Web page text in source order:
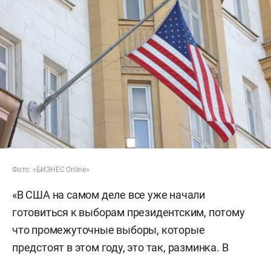
Фото: «БИЗНЕС Online»
«В США на самом деле все уже начали
готовиться к выборам президентским, потому
что промежуточные выборы, которые
предстоят в этом году, это так, разминка. В